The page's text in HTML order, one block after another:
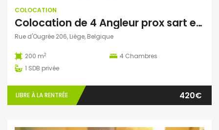
COLOCATION
Colocation de 4 Angleur prox sart et helmo
Rue d'Ougrée 206, Liège, Belgique
200 m2 4 Chambres
1 SDB privée
LIBRE À LA RENTRÉE 420€